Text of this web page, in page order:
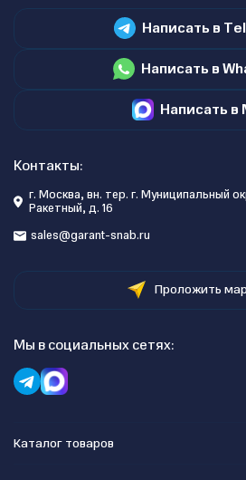
Написать в
Написать в
Написать в
Контакты:
г. Москва, вн. тер. г. Муниципальный
Ракетный, д. 16
sales@garant-snab.ru
Проложить
Мы в социальных сетях:
Каталог товаров